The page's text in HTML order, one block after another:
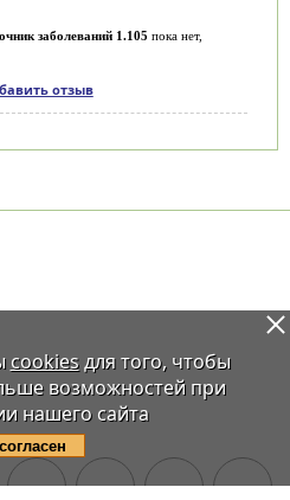
заболеваний 1.105 пока нет,
отзыв
cookiesдля того, чтобы
возможностей при
нашего сайта